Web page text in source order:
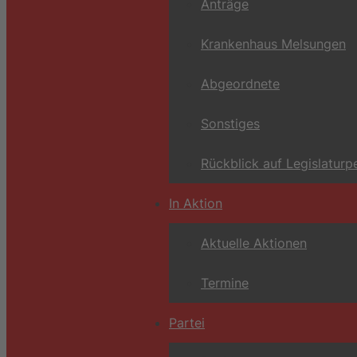
Anträge
Krankenhaus Melsungen
Abgeordnete
Sonstiges
Rückblick auf
In Aktion
Aktuelle Aktionen
Termine
Partei